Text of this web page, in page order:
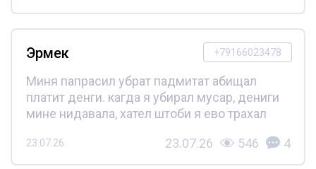
+79166023478
Эрмек
Миня папрасил убрат падмитат абищал
платит денги. кагда я убирал мусар, дениги
мине нидавала, хател штоби я ево трахал
23.07.26 23.07.26 546 4